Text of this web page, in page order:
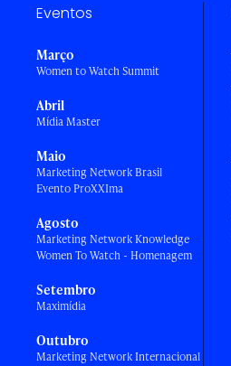
Eventos
Março
Women to Watch Summit
Abril
Mídia Master
Maio
Marketing Network Brasil
Evento ProXXIma
Agosto
Marketing Network Knowledge
Women To Watch - Homenagem
Setembro
Maximídia
Outubro
Marketing Network Internacional